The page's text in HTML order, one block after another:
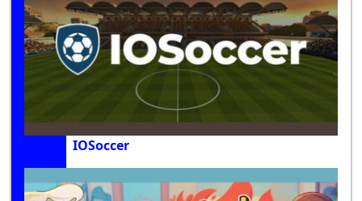
IOSoccer